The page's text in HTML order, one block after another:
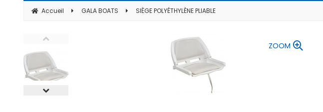
Accueil GALA BOATS SIÈGE POLYÉTHYLÈNE PLIABLE
ZOOM